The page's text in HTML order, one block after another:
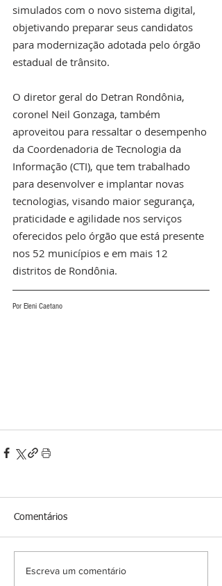
simulados com o novo sistema digital,
objetivando preparar seus candidatos
para modernização adotada pelo órgão
estadual de trânsito.
O diretor geral do Detran Rondônia,
coronel Neil Gonzaga, também
aproveitou para ressaltar o desempenho
da Coordenadoria de Tecnologia da
Informação (CTI), que tem trabalhado
para desenvolver e implantar novas
tecnologias, visando maior segurança,
praticidade e agilidade nos serviços
oferecidos pelo órgão que está presente
nos 52 municípios e em mais 12
distritos de Rondônia.
Por Eleni Caetano
Comentários
Escreva um comentário